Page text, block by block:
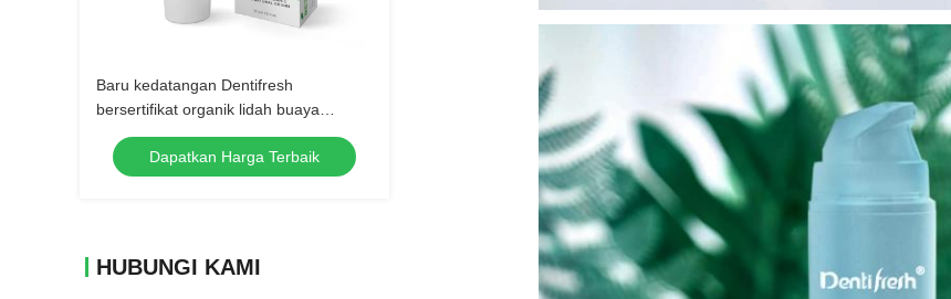
Baru kedatangan Dentifresh
bersertifikat organik lidah buaya
perawatan gigi soda kue pemutih gigi
ekstrak tumbuhan alami toothpa
Dapatkan Harga Terbaik
HUBUNGI KAMI